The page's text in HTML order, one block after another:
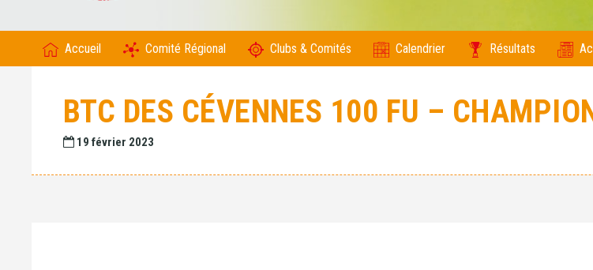
Accueil Comité Régional Clubs & Comités Calendrier Résultats
BTC DES CÉVENNES 100 FU –
19 février 2023